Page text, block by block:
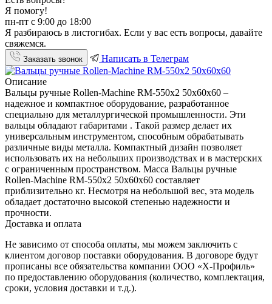
Я помогу!
пн-пт с 9:00 до 18:00
Я разбираюсь в листогибах. Если у вас есть вопросы, давайте
свяжемся.
Заказать звонок Написать в Телеграм
Описание
Вальцы ручные Rollen-Machine RM-550х2 50х60х60 –
надежное и компактное оборудование, разработанное
специально для металлургической промышленности. Эти
вальцы обладают габаритами . Такой размер делает их
универсальным инструментом, способным обрабатывать
различные виды металла. Компактный дизайн позволяет
использовать их на небольших производствах и в мастерских
с ограниченным пространством. Масса Вальцы ручные
Rollen-Machine RM-550х2 50х60х60 составляет
приблизительно кг. Несмотря на небольшой вес, эта модель
обладает достаточно высокой степенью надежности и
прочности.
Доставка и оплата
Не зависимо от способа оплаты, мы можем заключить с
клиентом договор поставки оборудования. В договоре будут
прописаны все обязательства компании ООО «Х-Профиль»
по предоставлению оборудования (количество, комплектация,
сроки, условия доставки и т.д.).